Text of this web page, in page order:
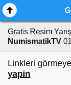
Gratis Resim
NumismatikTV
Linkleri
yapin